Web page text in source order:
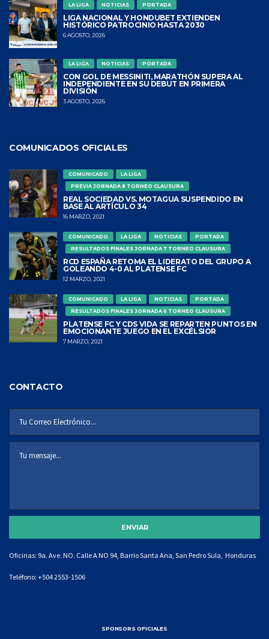
LA LIGA NOTICIAS PORTADA
LIGA NACIONAL Y HONDUBET EXTIENDEN
HISTÓRICO PATROCINIO HASTA 2030
6 AGOSTO, 2026
LA LIGA NOTICIAS PORTADA
CON GOL DE MESSINITI, MARATHÓN SUPERA AL
INDEPENDIENTE EN SU DEBUT EN PRIMERA
DIVISIÓN
3 AGOSTO, 2026
COMUNICADOS OFICIALES
COMUNICADO
LA LIGA
PREVIA JORNADA 8 TORNEO CLAUSURA
REAL SOCIEDAD VS. MOTAGUA SUSPENDIDO EN
BASE AL ARTÍCULO 34
16 MARZO, 2021
COMUNICADO LA LIGA NOTICIAS
PORTADA
RESULTADOS FINALES JORNADA 7 TORNEO CLAUSURA
RCD ESPAÑA RETOMA EL LIDERATO DEL GRUPO A
GOLEANDO 4-0 AL PLATENSE FC
12 MARZO, 2021
COMUNICADO LA LIGA NOTICIAS
PORTADA
RESULTADOS FINALES JORNADA 6 TORNEO CLAUSURA
PLATENSE FC Y CDS VIDA SE REPARTEN PUNTOS EN
EMOCIONANTE JUEGO EN EL EXCÉLSIOR
7 MARZO, 2021
CONTACTO
Oficinas: 9a. Ave. NO. Calle A NO 94, Barrio Santa Ana, San Pedro Sula, Honduras
Teléfono: +504 2553-1506
SPONSORS OFICIALES